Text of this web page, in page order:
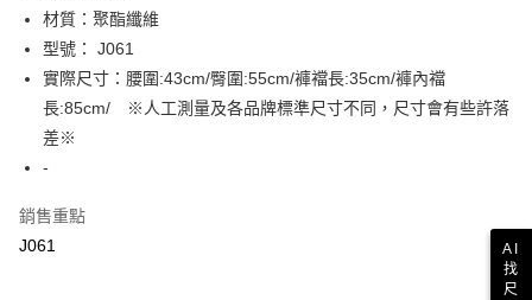
１．簡單：不需註冊會員、不需綁卡、不需儲值。
３．安心：先確認商品／服務後，再付款。
【「AFTEE先享後付」結帳流程】
１．於結帳方式選擇「AFTEE先享後付」後，將跳轉至「AFTEE先享後付」
結帳頁面，進行簡訊認證並確認金額後，即可完成結帳。
ATM／網路銀行／等多元方式進行付款，方視為交易完成。
※ 請注意：結帳手續完成當下不需立刻繳費，但若您需要取消訂單，請聯絡
購買商品的店家。未經商家同意取消之訂單仍視為有效，需透過AFTEE先享
全家取貨付款
免運費
免運費
7-11取貨付款
付款後7-11取貨
材質：聚酯纖維
型號： J061
實際尺寸：腰圍:43cm/臀圍:55cm/褲襠長:35cm/褲內襠
長:85cm/ ※人工測量及各品牌標準尺寸不同，尺寸會有些許落
差※
-
銷售重點
J061
AI
找
尺